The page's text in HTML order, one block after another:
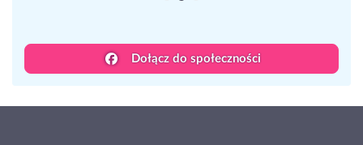
Dołącz do społeczności